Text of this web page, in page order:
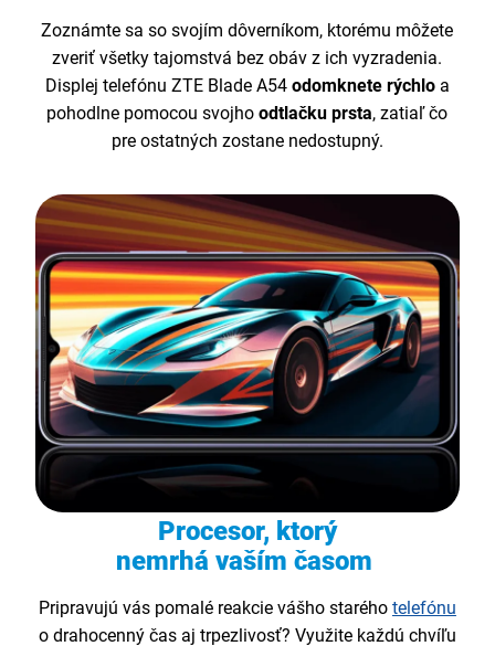
Zoznámte sa so svojím dôverníkom, ktorému môžete
zveriť všetky tajomstvá bez obáv z ich vyzradenia.
Displej telefónu ZTE Blade A54odomknete rýchloa
pohodlne pomocou svojhoodtlačku prsta, zatiaľ čo
pre ostatných zostane nedostupný.
Procesor, ktorý
nemrhá vaším časom
Pripravujú vás pomalé reakcie vášho starého telefónu
o drahocenný čas aj trpezlivosť? Využite každú chvíľu